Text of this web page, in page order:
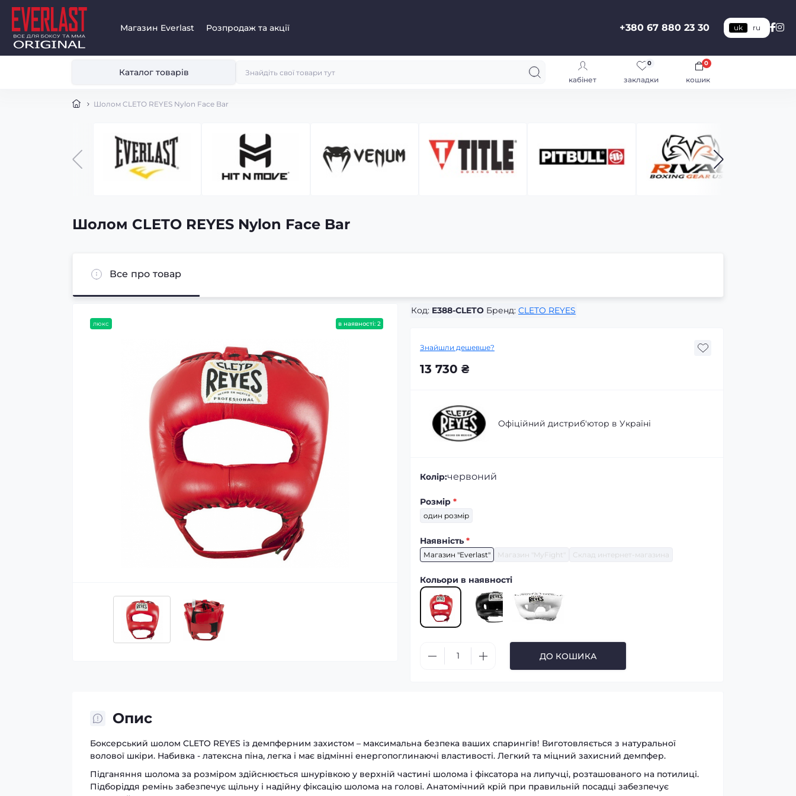
Магазин Everlast Розпродаж та акції +380 67 880 23 30 uk ru
Каталог товарів
кабінет закладки
0
кошик
0
Шолом CLETO REYES Nylon Face Bar
Шолом CLETO REYES Nylon Face Bar
Все про товар
люкс в наявності: 2
Код: E388-CLETO Бренд: CLETO REYES
Знайшли дешевше?
13 730 ₴
Офіційний дистриб'ютор в Україні
Колір:червоний
Розмір *
один розмір
Наявність *
Магазин "Everlast" Магазин "MyFight" Склад интернет-магазина
Кольори в наявності
ДО КОШИКА
Опис
Боксерський шолом CLETO REYES із демпферним захистом – максимальна безпека ваших спарингів! Виготовляється з натуральної
волової шкіри. Набивка - латексна піна, легка і має відмінні енергопоглинаючі властивості. Легкий та міцний захисний демпфер.
Підганяння шолома за розміром здійснюється шнурівкою у верхній частині шолома і фіксатора на липучці, розташованого на потилиці.
Підборіддя ремінь забезпечує щільну і надійну фіксацію шолома на голові. Анатомічний крій при правильній посадці забезпечує